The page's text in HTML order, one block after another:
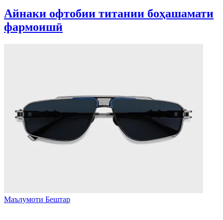
Айнаки офтобии титании боҳашамати
фармоишӣ
Маълумоти Бештар